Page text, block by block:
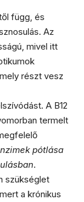
függ, és
Az
mivel itt
részt vesz
A B12
termelt
pótlása
.
szükséglet
a krónikus